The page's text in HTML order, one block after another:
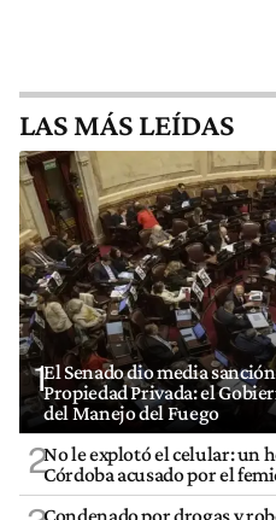
LAS MÁS LEÍDAS
1El Senado dio media
Propiedad Privada: el
del Manejo del Fuego
2No le explotó el celular: un
Córdoba acusado por el
Condenado por drogas y